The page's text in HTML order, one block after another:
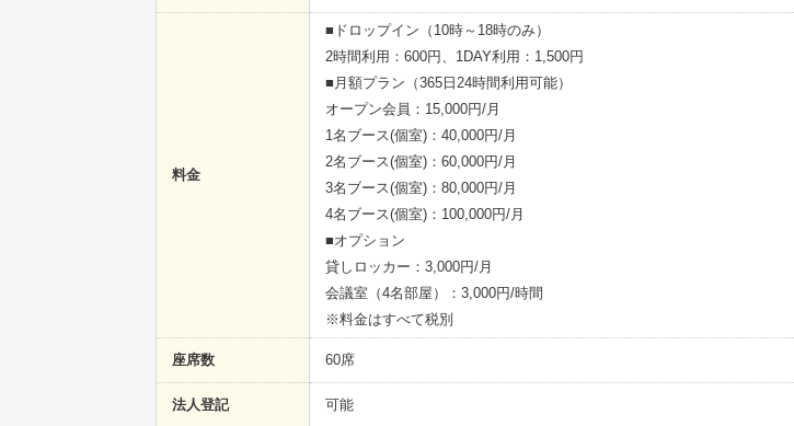
料金
■ドロップイン（10時～18時のみ）
2時間利用：600円、1DAY利用：1,500円
■月額プラン（365日24時間利用可能）
オープン会員：15,000円/月
1名ブース(個室)：40,000円/月
2名ブース(個室)：60,000円/月
3名ブース(個室)：80,000円/月
4名ブース(個室)：100,000円/月
■オプション
貸しロッカー：3,000円/月
会議室（4名部屋）：3,000円/時間
※料金はすべて税別
座席数 60席
法人登記 可能